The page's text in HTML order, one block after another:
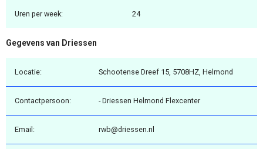
Uren per week: 24
Gegevens van Driessen
Locatie: Schootense Dreef 15, 5708HZ, Helmond
Contactpersoon: - Driessen Helmond Flexcenter
Email: rwb@driessen.nl